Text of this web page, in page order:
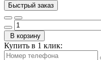
Быстрый заказ
В корзину
Купить в 1 клик: